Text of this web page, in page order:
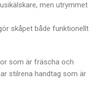
men utrymmet
skåpet både funktionellt
som är fräscha och
stilrena handtag som är